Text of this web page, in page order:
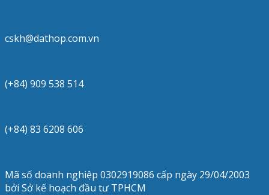
cskh@dathop.com.vn
(+84) 909 538 514
(+84) 83 6208 606
Mã số doanh nghiệp 0302919086 cấp ngày 29/04/2003
bởi Sở kế hoạch đầu tư TPHCM